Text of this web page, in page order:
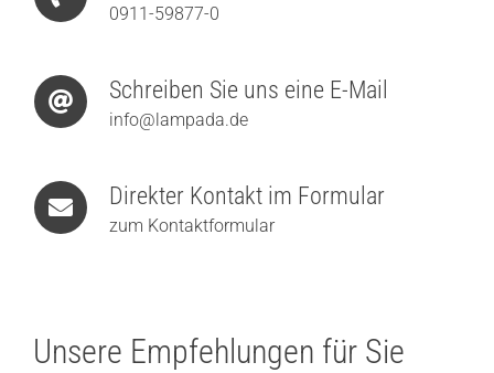
0911-59877-0
Schreiben Sie uns eine E-Mail
info@lampada.de
Direkter Kontakt im Formular
zum Kontaktformular
Unsere Empfehlungen für Sie